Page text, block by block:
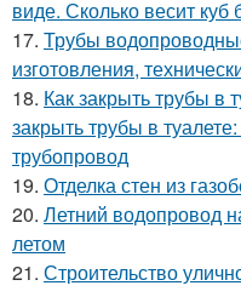
виде. Сколько весит куб
17. Трубы
изготовления,
18. Как закрыть трубы в
закрыть трубы в
трубопровод
19. Отделка стен из
20. Летний водопровод
летом
21. Строительство